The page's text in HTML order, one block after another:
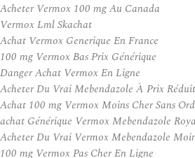
Acheter Vermox 100 mg Au Canada
Vermox Lml Skachat
Achat Vermox Generique En France
100 mg Vermox Bas Prix Générique
Danger Achat Vermox En Ligne
Acheter Du Vrai Mebendazole À Prix Réduit
Achat 100 mg Vermox Moins Cher Sans
achat Générique Vermox Mebendazole
Acheter Du Vrai Vermox Mebendazole
100 mg Vermox Pas Cher En Ligne